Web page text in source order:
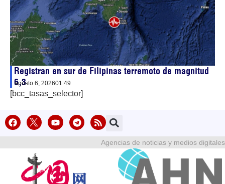
Registran en sur de Filipinas terremoto de magnitud
6,3
agosto 6, 202601:49
[bcc_tasas_selector]
Agencias de noticias y medios digitales